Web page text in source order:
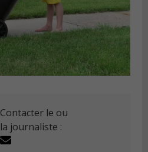
Contacter le ou
la journaliste :